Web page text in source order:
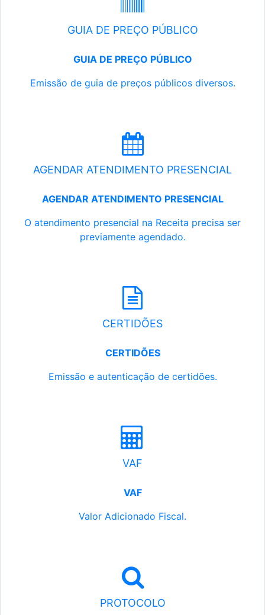
GUIA DE PREÇO PÚBLICO
GUIA DE PREÇO PÚBLICO
Emissão de guia de preços públicos diversos.
AGENDAR ATENDIMENTO PRESENCIAL
AGENDAR ATENDIMENTO PRESENCIAL
O atendimento presencial na Receita precisa ser
previamente agendado.
CERTIDÕES
CERTIDÕES
Emissão e autenticação de certidões.
VAF
VAF
Valor Adicionado Fiscal.
PROTOCOLO